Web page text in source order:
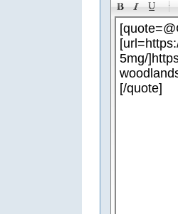
-
-
-
-
-
-
-
-
-